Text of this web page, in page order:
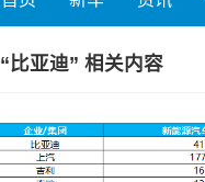
“比亚迪” 相关内容